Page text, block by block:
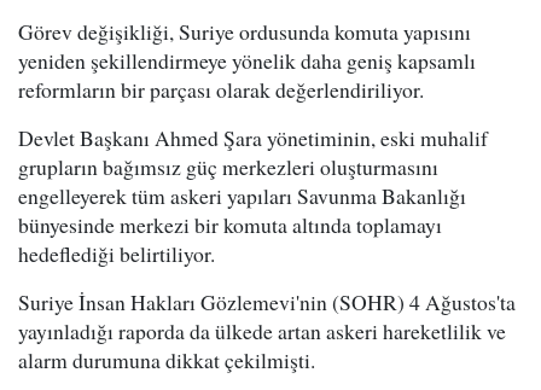
Görev değişikliği, Suriye ordusunda komuta yapısını
yeniden şekillendirmeye yönelik daha geniş kapsamlı
reformların bir parçası olarak değerlendiriliyor.
Devlet Başkanı Ahmed Şara yönetiminin, eski muhalif
grupların bağımsız güç merkezleri oluşturmasını
engelleyerek tüm askeri yapıları Savunma Bakanlığı
bünyesinde merkezi bir komuta altında toplamayı
hedeflediği belirtiliyor.
Suriye İnsan Hakları Gözlemevi'nin (SOHR) 4 Ağustos'ta
yayınladığı raporda da ülkede artan askeri hareketlilik ve
alarm durumuna dikkat çekilmişti.